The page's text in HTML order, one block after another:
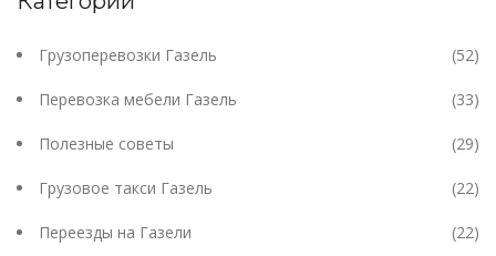
Грузоперевозки Газель (52)
Перевозка мебели Газель (33)
Полезные советы (29)
Грузовое такси Газель (22)
Переезды на Газели (22)